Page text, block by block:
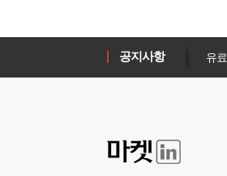
공지사항
1새
유
1새